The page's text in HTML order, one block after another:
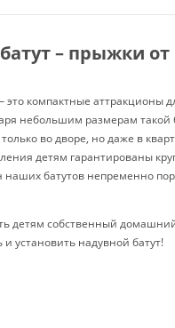
– прыжки от
это компактные аттракционы
небольшим размерам такой
во дворе, но даже в
детям гарантированы
батутов непременно
детям собственный
и установить надувной батут!